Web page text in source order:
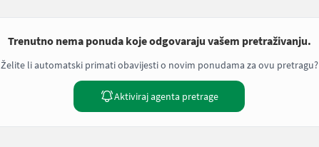
Trenutno nema ponuda koje odgovaraju vašem pretraživanju.
Želite li automatski primati obavijesti o novim ponudama za ovu pretragu?
Aktiviraj agenta pretrage